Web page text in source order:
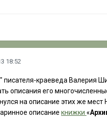
18:52
" писателя-краеведа Валерия
описания его
на описание этих же
описание книжки «